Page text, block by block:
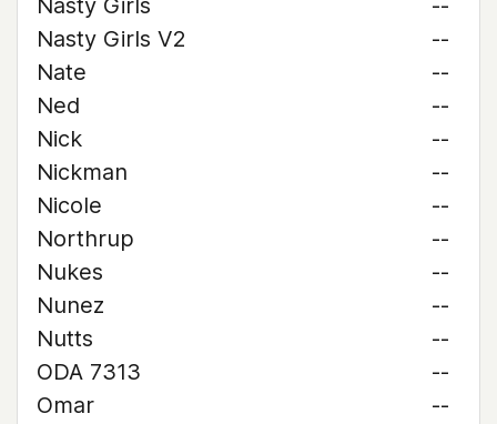
Nasty Girls
--
Nasty Girls V2
--
Nate
--
Ned
--
Nick
--
Nickman
--
Nicole
--
Northrup
--
Nukes
--
Nunez
--
Nutts
--
ODA 7313
--
Omar
--